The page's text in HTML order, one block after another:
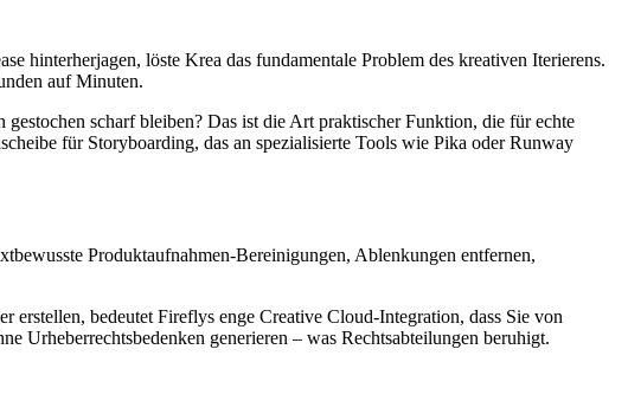
hinterherjagen, löste Krea das fundamentale Problem des kreativen Iterierens.
auf Minuten.
scharf bleiben? Das ist die Art praktischer Funktion, die für echte
für Storyboarding, das an spezialisierte Tools wie Pika oder Runway
Produktaufnahmen-Bereinigungen, Ablenkungen entfernen,
erstellen, bedeutet Fireflys enge Creative Cloud-Integration, dass Sie von
Urheberrechtsbedenken generieren – was Rechtsabteilungen beruhigt.